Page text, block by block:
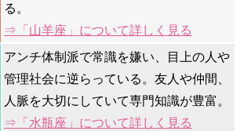
る。
⇒「山羊座」について詳しく見る
アンチ体制派で常識を嫌い、目上の人や
管理社会に逆らっている。友人や仲間、
人脈を大切にしていて専門知識が豊富。
⇒「水瓶座」について詳しく見る